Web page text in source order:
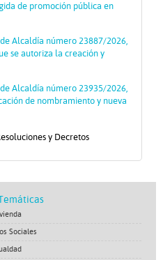
de promoción pública en
Alcaldía número 23887/2026,
se autoriza la creación y
Alcaldía número 23935/2026,
de nombramiento y nueva
y Decretos
Sociales